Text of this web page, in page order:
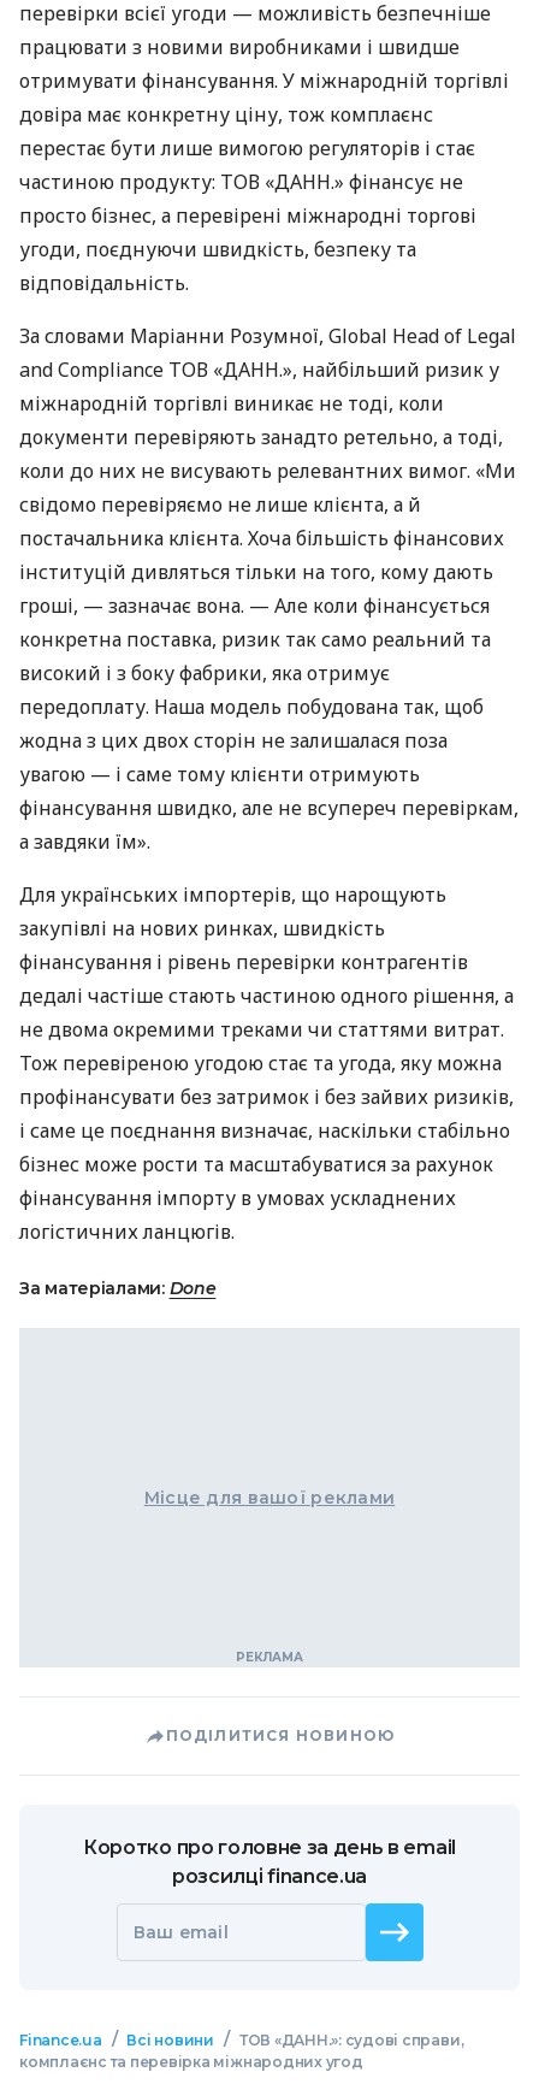
перевірки всієї угоди — можливість безпечніше
працювати з новими виробниками і швидше
отримувати фінансування. У міжнародній торгівлі
довіра має конкретну ціну, тож комплаєнс
перестає бути лише вимогою регуляторів і стає
частиною продукту: ТОВ «ДАНН.» фінансує не
просто бізнес, а перевірені міжнародні торгові
угоди, поєднуючи швидкість, безпеку та
відповідальність.
За словами Маріанни Розумної, Global Head of Legal
and Compliance ТОВ «ДАНН.», найбільший ризик у
міжнародній торгівлі виникає не тоді, коли
документи перевіряють занадто ретельно, а тоді,
коли до них не висувають релевантних вимог. «Ми
свідомо перевіряємо не лише клієнта, а й
постачальника клієнта. Хоча більшість фінансових
інституцій дивляться тільки на того, кому дають
гроші, — зазначає вона. — Але коли фінансується
конкретна поставка, ризик так само реальний та
високий і з боку фабрики, яка отримує
передоплату. Наша модель побудована так, щоб
жодна з цих двох сторін не залишалася поза
увагою — і саме тому клієнти отримують
фінансування швидко, але не всупереч перевіркам,
а завдяки їм».
Для українських імпортерів, що нарощують
закупівлі на нових ринках, швидкість
фінансування і рівень перевірки контрагентів
дедалі частіше стають частиною одного рішення, а
не двома окремими треками чи статтями витрат.
Тож перевіреною угодою стає та угода, яку можна
профінансувати без затримок і без зайвих ризиків,
і саме це поєднання визначає, наскільки стабільно
бізнес може рости та масштабуватися за рахунок
фінансування імпорту в умовах ускладнених
логістичних ланцюгів.
За матеріалами: Done
Місце для вашої реклами
ПОДІЛИТИСЯ НОВИНОЮ
Коротко про головне за день в email
розсилці finance.ua
Ваш email
Finance.ua / Всі новини / ТОВ «ДАНН.»: судові справи,
комплаєнс та перевірка міжнародних угод